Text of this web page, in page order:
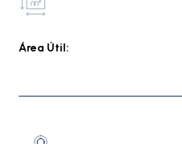
Área Útil: